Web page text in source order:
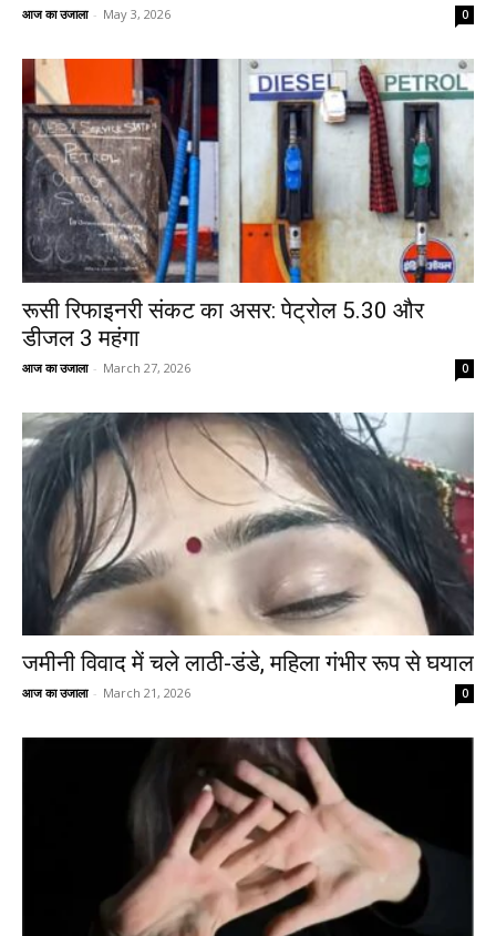
आज का उजाला - May 3, 2026 0
रूसी रिफाइनरी संकट का असर: पेट्रोल ₹5.30 और
डीजल ₹3 महंगा
आज का उजाला - March 27, 2026 0
जमीनी विवाद में चले लाठी-डंडे, महिला गंभीर रूप से घयाल
आज का उजाला - March 21, 2026 0